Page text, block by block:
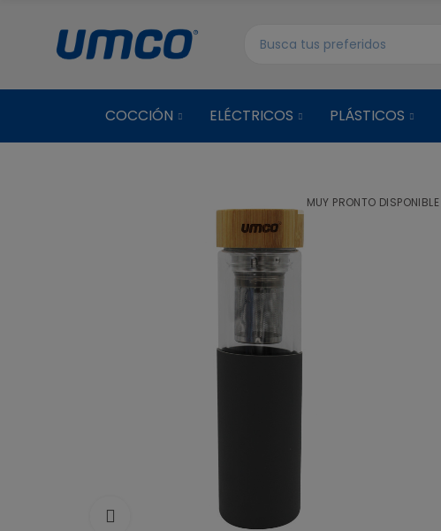
COCCIÓN ELÉCTRICOS PLÁSTICOS
MUY PRONTO DISPONIBLE
Click to enlarge